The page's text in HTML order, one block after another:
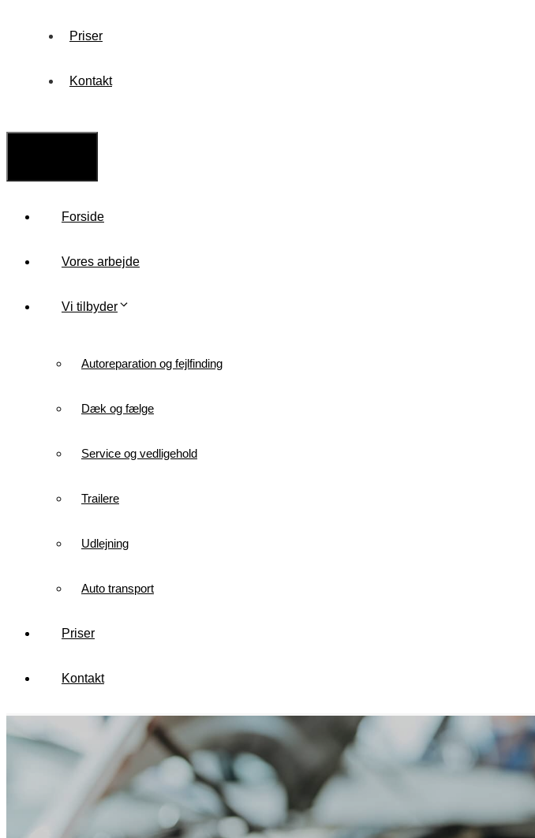
Priser
Kontakt
Forside
Vores arbejde
Vi tilbyder
Autoreparation og fejlfinding
Dæk og fælge
Service og vedligehold
Trailere
Udlejning
Auto transport
Priser
Kontakt